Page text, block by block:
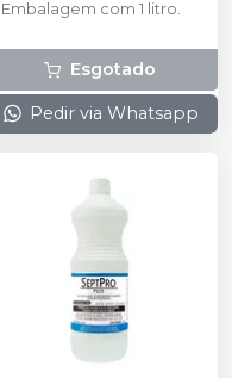
Embalagem com 1 litro.
Esgotado
Pedir via Whatsapp